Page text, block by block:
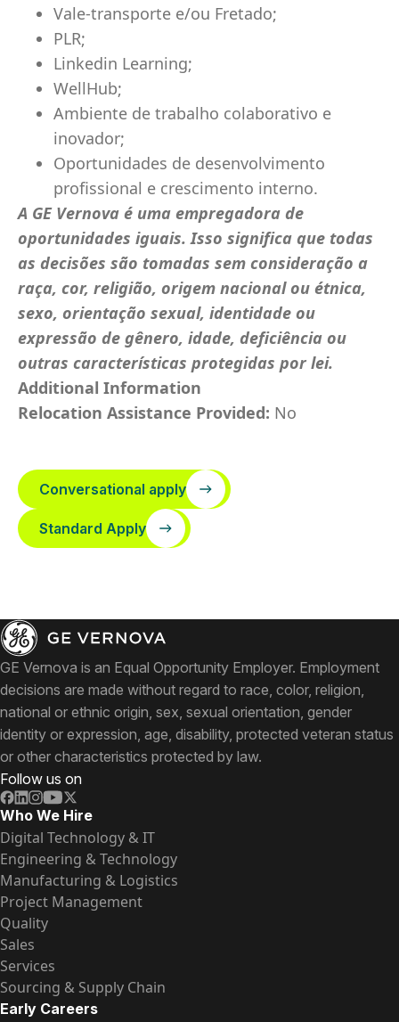
Vale-transporte e/ou Fretado;
PLR;
Linkedin Learning;
WellHub;
Ambiente de trabalho colaborativo e
inovador;
Oportunidades de desenvolvimento
profissional e crescimento interno.
A GE Vernova é uma empregadora de
oportunidades iguais. Isso significa que todas
as decisões são tomadas sem consideração a
raça, cor, religião, origem nacional ou étnica,
sexo, orientação sexual, identidade ou
expressão de gênero, idade, deficiência ou
outras características protegidas por lei.
Additional Information
Relocation Assistance Provided: No
Conversational apply
Standard Apply
GE Vernova is an Equal Opportunity Employer. Employment
decisions are made without regard to race, color, religion,
national or ethnic origin, sex, sexual orientation, gender
identity or expression, age, disability, protected veteran status
or other characteristics protected by law.
Follow us on
Who We Hire
Digital Technology & IT
Engineering & Technology
Manufacturing & Logistics
Project Management
Quality
Sales
Services
Sourcing & Supply Chain
Early Careers